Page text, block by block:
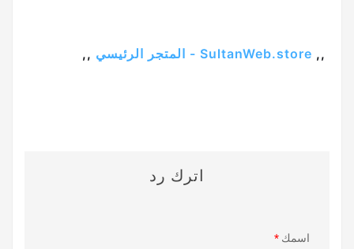
,, SultanWeb.store - المتجر الرئيسي ,,
اترك رد
اسمك *